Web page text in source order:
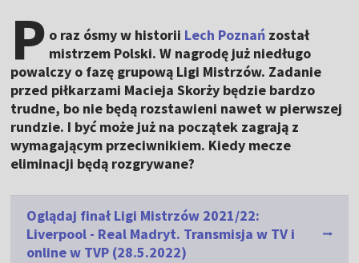
P o raz ósmy w historii Lech Poznań został
mistrzem Polski. W nagrodę już niedługo
powalczy o fazę grupową Ligi Mistrzów. Zadanie
przed piłkarzami Macieja Skorży będzie bardzo
trudne, bo nie będą rozstawieni nawet w pierwszej
rundzie. I być może już na początek zagrają z
wymagającym przeciwnikiem. Kiedy mecze
eliminacji będą rozgrywane?
Oglądaj finał Ligi Mistrzów 2021/22:
Liverpool - Real Madryt. Transmisja w TV i
online w TVP (28.5.2022)